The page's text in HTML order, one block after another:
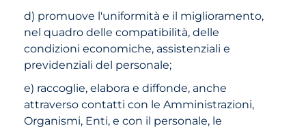
d) promuove l'uniformità e il miglioramento,
nel quadro delle compatibilità, delle
condizioni economiche, assistenziali e
previdenziali del personale;
e) raccoglie, elabora e diffonde, anche
attraverso contatti con le Amministrazioni,
Organismi, Enti, e con il personale, le